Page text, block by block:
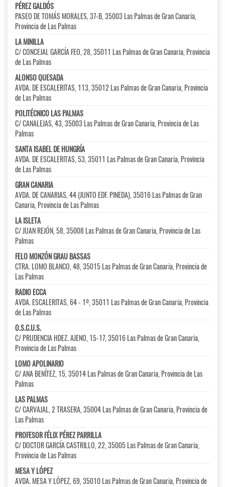
PÉREZ GALDÓS
PASEO DE TOMÁS MORALES, 37-B, 35003 Las Palmas de Gran Canaria,
Provincia de Las Palmas
LA MINILLA
C/ CONCEJAL GARCÍA FEO, 28, 35011 Las Palmas de Gran Canaria, Provincia
de Las Palmas
ALONSO QUESADA
AVDA. DE ESCALERITAS, 113, 35012 Las Palmas de Gran Canaria, Provincia
de Las Palmas
POLITÉCNICO LAS PALMAS
C/ CANALEJAS, 43, 35003 Las Palmas de Gran Canaria, Provincia de Las
Palmas
SANTA ISABEL DE HUNGRÍA
AVDA. DE ESCALERITAS, 53, 35011 Las Palmas de Gran Canaria, Provincia
de Las Palmas
GRAN CANARIA
AVDA. DE CANARIAS, 44 (JUNTO EDF. PINEDA), 35016 Las Palmas de Gran
Canaria, Provincia de Las Palmas
LA ISLETA
C/ JUAN REJÓN, 58, 35008 Las Palmas de Gran Canaria, Provincia de Las
Palmas
FELO MONZÓN GRAU BASSAS
CTRA. LOMO BLANCO, 48, 35015 Las Palmas de Gran Canaria, Provincia de
Las Palmas
RADIO ECCA
AVDA. ESCALERITAS, 64 - 1º, 35011 Las Palmas de Gran Canaria, Provincia
de Las Palmas
O.S.C.U.S.
C/ PRUDENCIA HDEZ. AJENO, 15-17, 35016 Las Palmas de Gran Canaria,
Provincia de Las Palmas
LOMO APOLINARIO
C/ ANA BENÍTEZ, 15, 35014 Las Palmas de Gran Canaria, Provincia de Las
Palmas
LAS PALMAS
C/ CARVAJAL, 2 TRASERA, 35004 Las Palmas de Gran Canaria, Provincia de
Las Palmas
PROFESOR FÉLIX PÉREZ PARRILLA
C/ DOCTOR GARCÍA CASTRILLO, 22, 35005 Las Palmas de Gran Canaria,
Provincia de Las Palmas
MESA Y LÓPEZ
AVDA. MESA Y LÓPEZ, 69, 35010 Las Palmas de Gran Canaria, Provincia de